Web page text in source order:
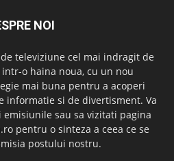
NOI
televiziune cel mai indragit de
o haina noua, cu un nou
mai buna pentru a acoperi
informatie si de divertisment. Va
sau sa vizitati pagina
pentru o sinteza a ceea ce se
postului nostru.